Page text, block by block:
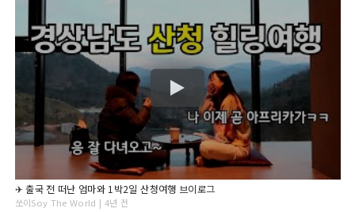
✈ 출국 전 떠난 엄마와 1박2일 산청여행 브이로그
쏘이Soy The World | 4년 전